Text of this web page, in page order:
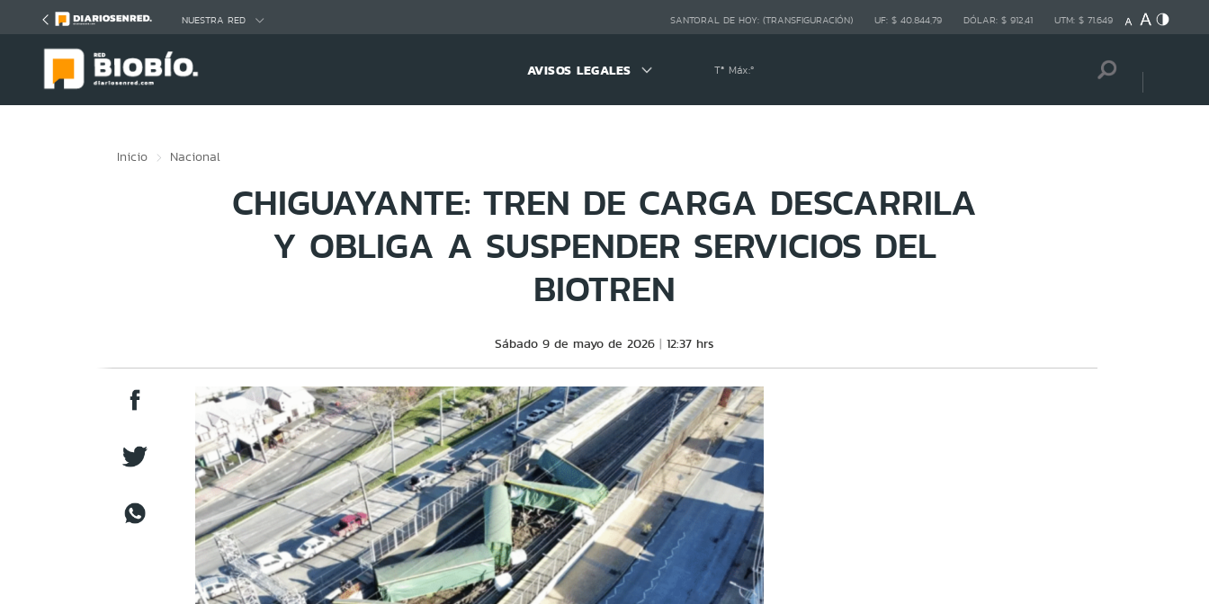
NUESTRA RED SANTORAL DE HOY: (TRANSFIGURACIÓN) UF: $ 40.844,79 DÓLAR: $ 912,41 UTM: $ 71.649
AVISOS LEGALES Tª Máx:º
Inicio Nacional
CHIGUAYANTE: TREN DE CARGA DESCARRILA
Y OBLIGA A SUSPENDER SERVICIOS DEL
BIOTREN
Sábado 9 de mayo de 2026 12:37 hrs